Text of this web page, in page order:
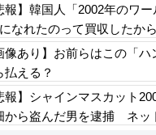
報】韓国人「2002年のワ
なれたのって買収したか
像あり】お前らはこの「
払える？
報】シャインマスカット
から盗んだ男を逮捕 ネッ